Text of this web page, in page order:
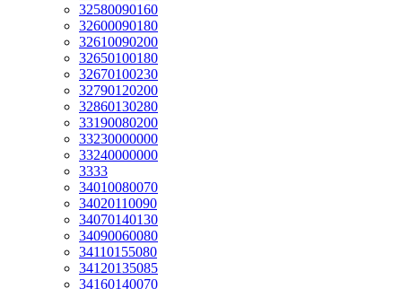
32580090160
32600090180
32610090200
32650100180
32670100230
32790120200
32860130280
33190080200
33230000000
33240000000
3333
34010080070
34020110090
34070140130
34090060080
34110155080
34120135085
34160140070